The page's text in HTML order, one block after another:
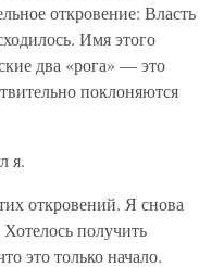
откровение: Власть
Имя этого
два «рога» — это
поклоняются
я.
откровений. Я снова
получить
это только начало.